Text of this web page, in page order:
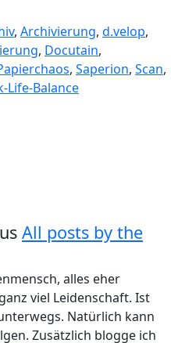
, Archivierung, d.velop,
, Docutain,
, Saperion, Scan,
Life-Balance
All posts by the
alles eher
viel Leidenschaft. Ist
Natürlich kann
Zusätzlich blogge ich